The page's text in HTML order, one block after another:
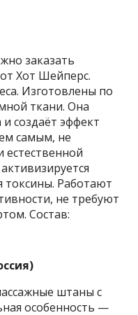
заказать
Хот Шейперс.
Изготовлены по
ткани. Она
создаёт эффект
самым, не
Работают
не требуют
Состав:
штаны с
особенность —